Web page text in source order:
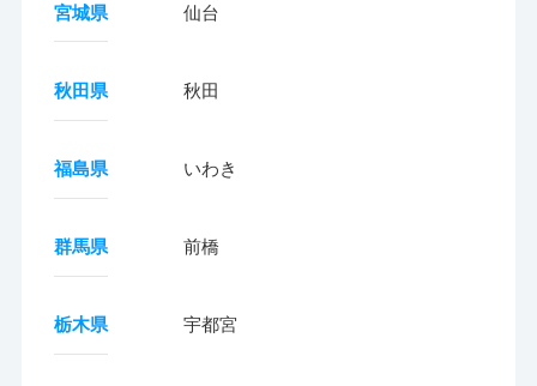
宮城県 仙台
秋田県 秋田
福島県 いわき
群馬県 前橋
栃木県 宇都宮